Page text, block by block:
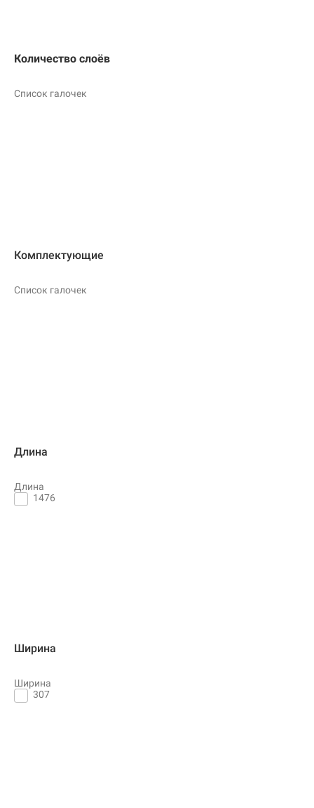
Количество слоёв
Список галочек
Комплектующие
Список галочек
Длина
Длина
1476
Ширина
Ширина
307